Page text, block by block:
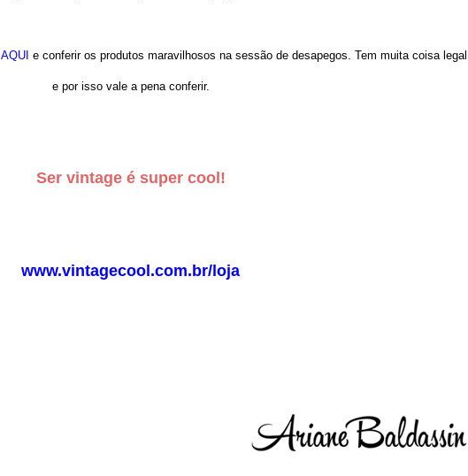
AQUI e conferir os produtos maravilhosos na sessão de desapegos. Tem muita coisa legal
e por isso vale a pena conferir.
Ser vintage é super cool!
www.vintagecool.com.br/loja